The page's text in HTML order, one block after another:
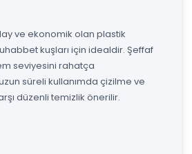
ve ekonomik olan plastik
kuşları için idealdir. Şeffaf
seviyesini rahatça
süreli kullanımda çizilme ve
düzenli temizlik önerilir.